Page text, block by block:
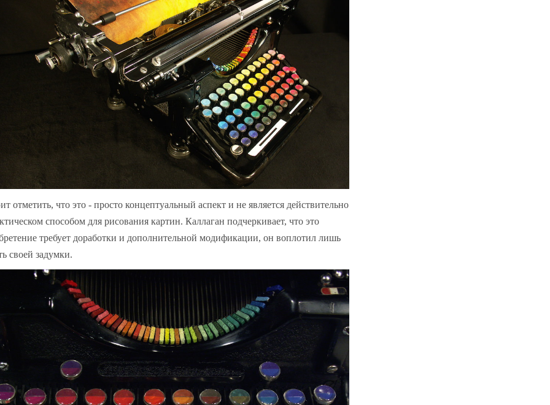
отметить, что это - просто концептуальный аспект и не является действительно
способом для рисования картин. Каллаган подчеркивает, что это
требует доработки и дополнительной модификации, он воплотил лишь
своей задумки.